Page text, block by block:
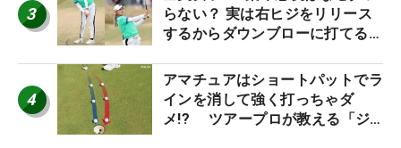
3
らない？ 実は右ヒジをリリース
するからダウンブローに打てる #
4
アマチュアはショートパットでラ
インを消して強く打っちゃダ
メ!? ツアープロが教える「ジ